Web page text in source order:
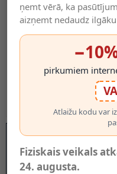
ņemt vērā, ka
aizņemt nedaudz
pirkumiem
Atlaižu kodu var
Fiziskais veikals
24. augusta.